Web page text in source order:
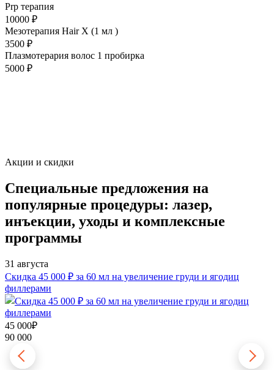
Prp терапия
10000 ₽
Мезотерапия Hair X (1 мл )
3500 ₽
Плазмотерария волос 1 пробирка
5000 ₽
Акции и скидки
Специальные предложения на
популярные процедуры: лазер,
инъекции, уходы и комплексные
программы
31 августа
Скидка 45 000 ₽ за 60 мл на увеличение груди и ягодиц
филлерами
45 000₽
90 000